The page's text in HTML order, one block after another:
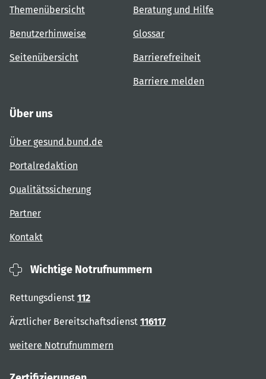
Themenübersicht
Benutzerhinweise
Seitenübersicht
Beratung und Hilfe
Glossar
Barrierefreiheit
Barriere melden
Über uns
Über gesund.bund.de
Portalredaktion
Qualitätssicherung
Partner
Kontakt
Wichtige Notrufnummern
Rettungsdienst 112
Ärztlicher Bereitschaftsdienst 116117
weitere Notrufnummern